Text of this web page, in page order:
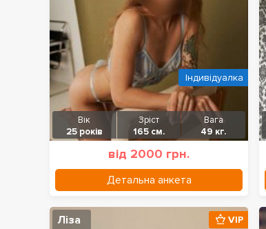
Вік
25 років
Зріст
165 см.
Вага
49 кг.
від 2000 грн.
Детальна анкета
Індивідуалка
Ліза VIP